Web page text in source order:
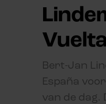
Bert-Jan
España
van de dag.